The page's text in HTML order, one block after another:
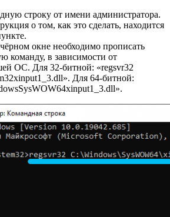
строку от имени администратора.
о том, как это сделать, находится
окне необходимо прописать
команду, в зависимости от
ОС. Для 32-битной: «regsvr32
Для 64-битной: